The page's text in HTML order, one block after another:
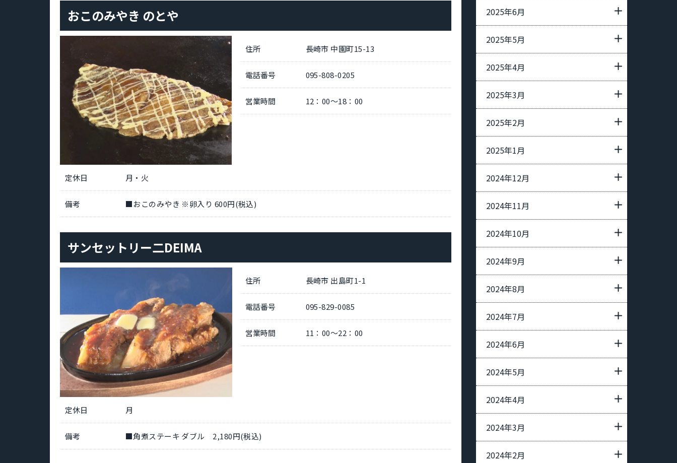
おこのみやき のとや
住所 長崎市 中園町15-13
電話番号 095-808-0205
営業時間 12：00～18：00
定休日 月・火
備考 ■おこのみやき ※卵入り 600円(税込)
サンセットリー二DEIMA
住所 長崎市 出島町1-1
電話番号 095-829-0085
営業時間 11：00～22：00
定休日 月
備考 ■角煮ステーキ ダブル 2,180円(税込)
2025年6月
2025年5月
2025年4月
2025年3月
2025年2月
2025年1月
2024年12月
2024年11月
2024年10月
2024年9月
2024年8月
2024年7月
2024年6月
2024年5月
2024年4月
2024年3月
2024年2月